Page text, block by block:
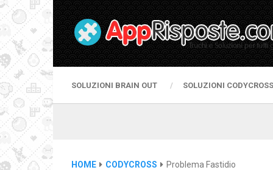
SOLUZIONI BRAIN OUT SOLUZIONI CODYCROSS
HOME CODYCROSS Problema Fastidio